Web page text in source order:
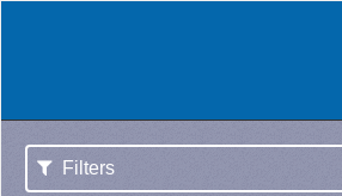
Filters